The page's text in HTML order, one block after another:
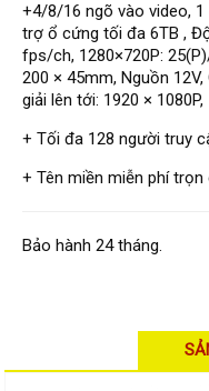
Thiết bị chống trộm
Thiết bị Enforcer
access control
Khóa điện tử VIRO
LẮP ĐẶT CAMERA TRỌN GÓI
GIẢI PHÁP NHỎ TRỌN GÓI
Hướng dẫn sử dụng
+4/8/16 ngõ vào video,
trợ ổ cứng tối đa 6TB ,
fps/ch, 1280×720P:
200 × 45mm, Nguồn
giải lên tới: 1920 × 1080P,
+ Tối đa 128 người truy
+ Tên miền miễn phí trọn
Bảo hành 24 tháng.